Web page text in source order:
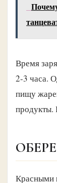
Время
2-3 часа.
пищу
продукты.
Красными